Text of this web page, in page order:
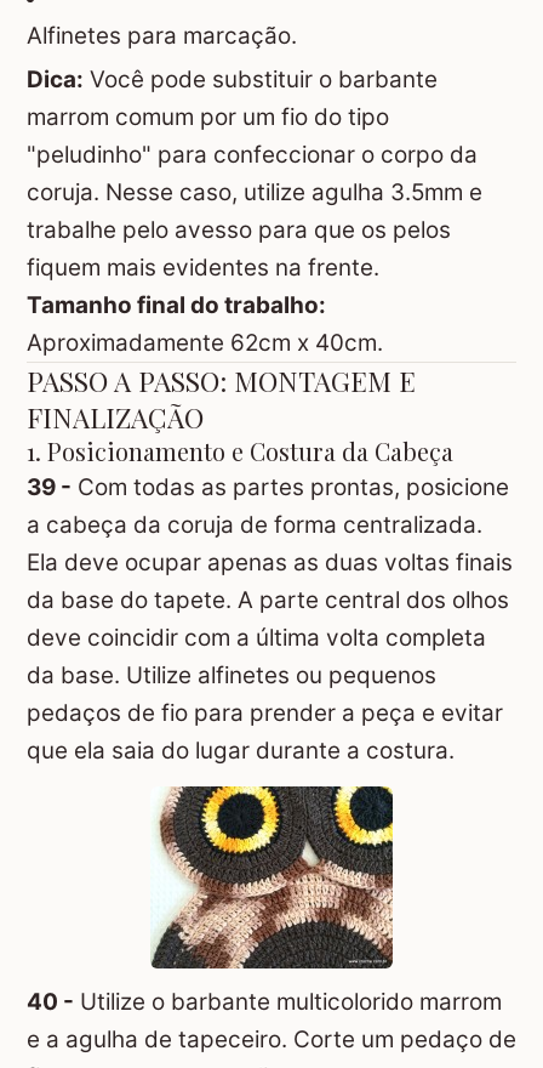
Alfinetes para marcação.
Dica: Você pode substituir o barbante
marrom comum por um fio do tipo
"peludinho" para confeccionar o corpo da
coruja. Nesse caso, utilize agulha 3.5mm e
trabalhe pelo avesso para que os pelos
fiquem mais evidentes na frente.
Tamanho final do trabalho:
Aproximadamente 62cm x 40cm.
PASSO A PASSO: MONTAGEM E
FINALIZAÇÃO
1. Posicionamento e Costura da Cabeça
39 - Com todas as partes prontas, posicione
a cabeça da coruja de forma centralizada.
Ela deve ocupar apenas as duas voltas finais
da base do tapete. A parte central dos olhos
deve coincidir com a última volta completa
da base. Utilize alfinetes ou pequenos
pedaços de fio para prender a peça e evitar
que ela saia do lugar durante a costura.
40 - Utilize o barbante multicolorido marrom
e a agulha de tapeceiro. Corte um pedaço de